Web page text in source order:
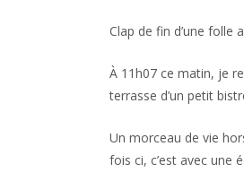
Clap de fin d’une folle
À 11h07 ce matin, je
terrasse d’un petit
Un morceau de vie
fois ci, c’est avec une